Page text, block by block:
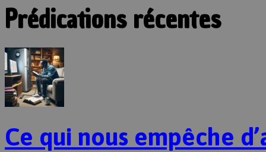
Prédications récentes
Ce qui nous empêche